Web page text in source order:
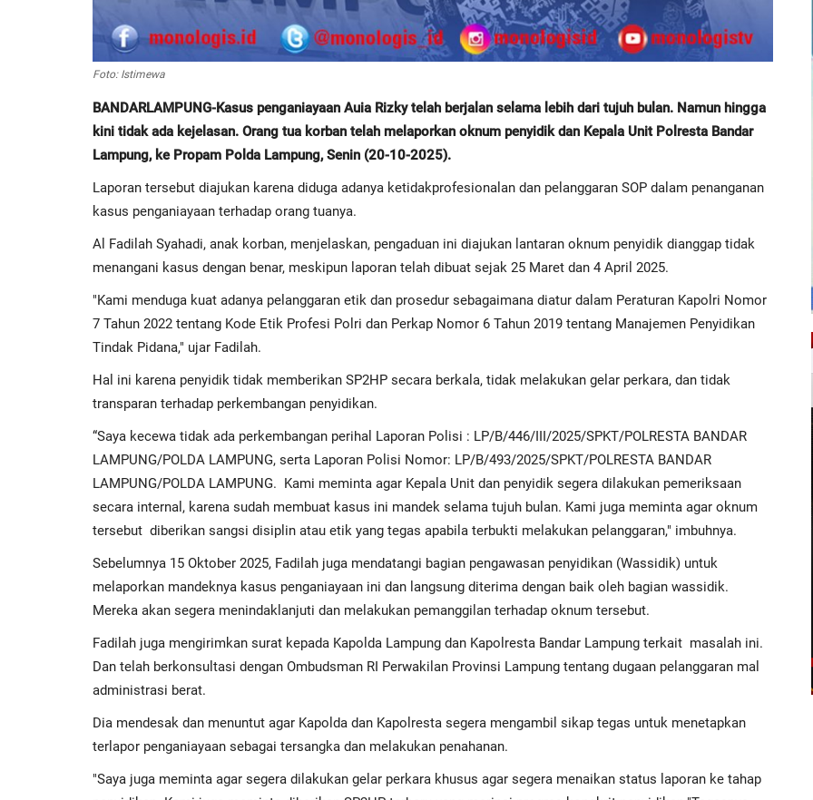
Foto: Istimewa
BANDARLAMPUNG-Kasus penganiayaan Auia Rizky telah berjalan selama lebih dari tujuh bulan. Namun hingga
kini tidak ada kejelasan. Orang tua korban telah melaporkan oknum penyidik dan Kepala Unit Polresta Bandar
Lampung, ke Propam Polda Lampung, Senin (20-10-2025).
Laporan tersebut diajukan karena diduga adanya ketidakprofesionalan dan pelanggaran SOP dalam penanganan
kasus penganiayaan terhadap orang tuanya.
Al Fadilah Syahadi, anak korban, menjelaskan, pengaduan ini diajukan lantaran oknum penyidik dianggap tidak
menangani kasus dengan benar, meskipun laporan telah dibuat sejak 25 Maret dan 4 April 2025.
"Kami menduga kuat adanya pelanggaran etik dan prosedur sebagaimana diatur dalam Peraturan Kapolri Nomor
7 Tahun 2022 tentang Kode Etik Profesi Polri dan Perkap Nomor 6 Tahun 2019 tentang Manajemen Penyidikan
Tindak Pidana," ujar Fadilah.
Hal ini karena penyidik tidak memberikan SP2HP secara berkala, tidak melakukan gelar perkara, dan tidak
transparan terhadap perkembangan penyidikan.
“Saya kecewa tidak ada perkembangan perihal Laporan Polisi : LP/B/446/III/2025/SPKT/POLRESTA BANDAR
LAMPUNG/POLDA LAMPUNG, serta Laporan Polisi Nomor: LP/B/493/2025/SPKT/POLRESTA BANDAR
LAMPUNG/POLDA LAMPUNG. Kami meminta agar Kepala Unit dan penyidik segera dilakukan pemeriksaan
secara internal, karena sudah membuat kasus ini mandek selama tujuh bulan. Kami juga meminta agar oknum
tersebut diberikan sangsi disiplin atau etik yang tegas apabila terbukti melakukan pelanggaran," imbuhnya.
Sebelumnya 15 Oktober 2025, Fadilah juga mendatangi bagian pengawasan penyidikan (Wassidik) untuk
melaporkan mandeknya kasus penganiayaan ini dan langsung diterima dengan baik oleh bagian wassidik.
Mereka akan segera menindaklanjuti dan melakukan pemanggilan terhadap oknum tersebut.
Fadilah juga mengirimkan surat kepada Kapolda Lampung dan Kapolresta Bandar Lampung terkait masalah ini.
Dan telah berkonsultasi dengan Ombudsman RI Perwakilan Provinsi Lampung tentang dugaan pelanggaran mal
administrasi berat.
Dia mendesak dan menuntut agar Kapolda dan Kapolresta segera mengambil sikap tegas untuk menetapkan
terlapor penganiayaan sebagai tersangka dan melakukan penahanan.
"Saya juga meminta agar segera dilakukan gelar perkara khusus agar segera menaikan status laporan ke tahap